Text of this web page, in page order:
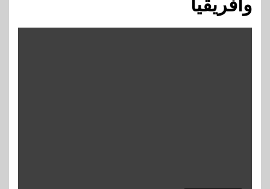
وأفريقيا